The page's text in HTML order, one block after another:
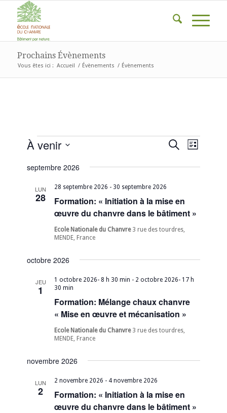
Prochains Évènements
Vous êtes ici : Accueil / Évènements / Évènements
Évènements
de
vues
Recherche
de
vues
Liste
À venir
une
septembre 2026
LUN
28
Formation: « Initiation à la mise en
œuvre du chanvre dans le bâtiment »
28 septembre 2026 - 30 septembre 2026
Ecole Nationale du Chanvre 3 rue des tourdres,
MENDE, France
octobre 2026
JEU
1
Formation: Mélange chaux chanvre
« Mise en œuvre et mécanisation »
1 octobre 2026- 8 h 30 min - 2 octobre 2026- 17 h
30 min
Ecole Nationale du Chanvre 3 rue des tourdres,
MENDE, France
novembre 2026
LUN
2
Formation: « Initiation à la mise en
œuvre du chanvre dans le bâtiment »
2 novembre 2026 - 4 novembre 2026